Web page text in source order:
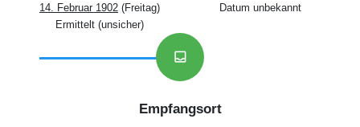
14. Februar 1902 (Freitag)
Ermittelt (unsicher)
Datum unbekannt
inbox
Empfangsort